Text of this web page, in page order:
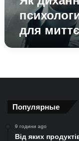
для
Популярные
9 години ago
Від яких